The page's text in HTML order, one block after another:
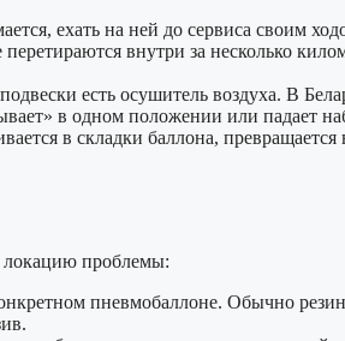
ехать на ней до сервиса своим
внутри за несколько
есть осушитель воздуха. В
в одном положении или падает
в складки баллона,
локацию проблемы:
пневмобаллоне. Обычно